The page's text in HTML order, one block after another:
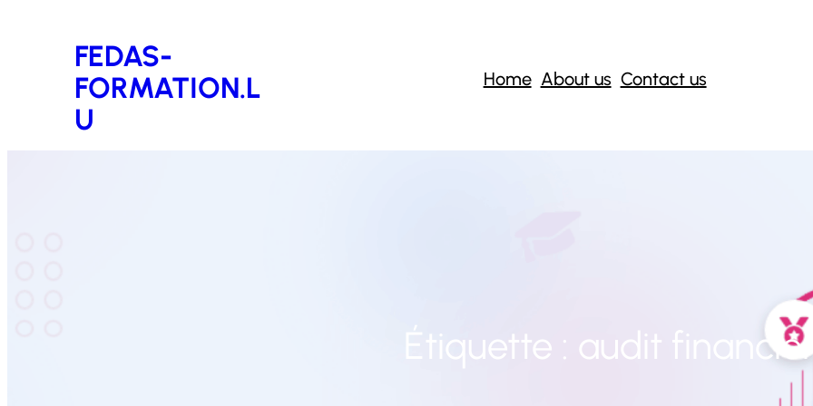
FEDAS-
FORMATION.L
U
Home About us Contact us
Étiquette : audit